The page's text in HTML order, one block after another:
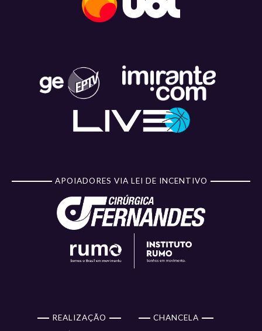
APOIADORES VIA LEI DE INCENTIVO
REALIZAÇÃO CHANCELA